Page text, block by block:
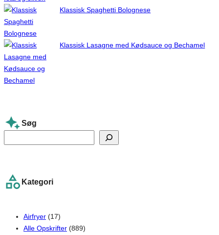
Klassisk Spaghetti Bolognese
Klassisk Lasagne med Kødsauce og Bechamel
Søg
e
c
Kategori
Airfryer (17)
Alle Opskrifter (889)